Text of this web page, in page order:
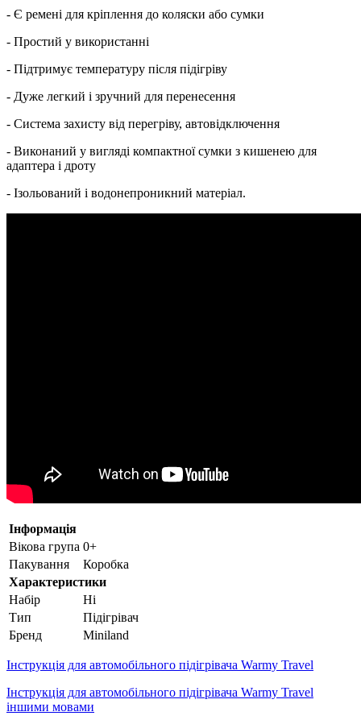
- Є ремені для кріплення до коляски або сумки
- Простий у використанні
- Підтримує температуру після підігріву
- Дуже легкий і зручний для перенесення
- Система захисту від перегріву, автовідключення
- Виконаний у вигляді компактної сумки з кишенею для
адаптера і дроту
- Ізольований і водонепроникний матеріал.
Інформація
Вікова група 0+
Пакування
Коробка
Характеристики
Набір
Ні
Тип
Підігрівач
Бренд
Miniland
Інструкція для автомобільного підігрівача Warmy Travel
Інструкція для автомобільного підігрівача Warmy Travel
іншими мовами